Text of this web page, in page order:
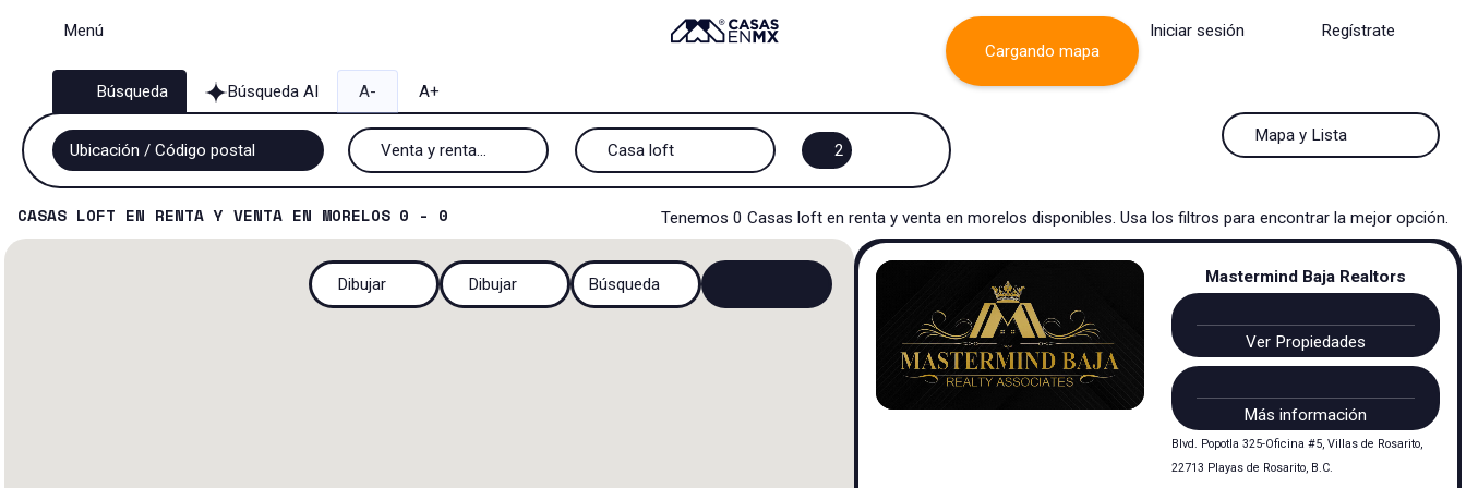
Menú Iniciar sesión Regístrate
Búsqueda Búsqueda AI A- A+
Venta y renta...
Casa en privada
Casa loft
2
100 Resultados por página
200 Resultados por página Ver lista
Mapa y Lista
CASAS LOFT EN RENTA Y VENTA EN MORELOS 0 - 0 Tenemos 0 Casas loft en renta y venta en morelos disponibles. Usa los filtros para encontrar la mejor opción.
Cargando mapa
Dibujar Dibujar Búsqueda Mastermind Baja Realtors
Ver Propiedades
Más información
Blvd. Popotla 325-Oficina #5, Villas de Rosarito,
22713 Playas de Rosarito, B.C.